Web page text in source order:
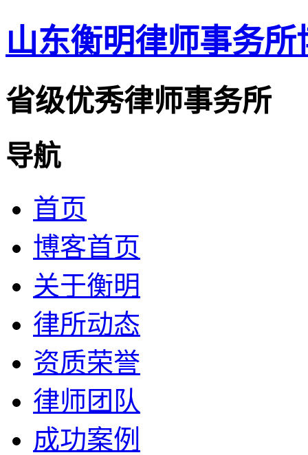
山东衡明律师事务所
省级优秀律师事务所
导航
首页
博客首页
关于衡明
律所动态
资质荣誉
律师团队
成功案例